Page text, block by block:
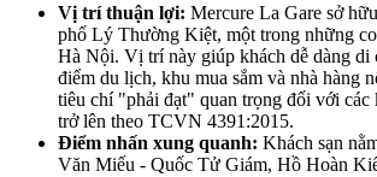
Vị trí thuận lợi: Mercure La Gare sở
phố Lý Thường Kiệt, một trong những
Hà Nội. Vị trí này giúp khách dễ dàng di
điểm du lịch, khu mua sắm và nhà hàng
tiêu chí "phải đạt" quan trọng đối với các
trở lên theo TCVN 4391:2015.
Điểm nhấn xung quanh: Khách sạn
Văn Miếu - Quốc Tử Giám, Hồ Hoàn